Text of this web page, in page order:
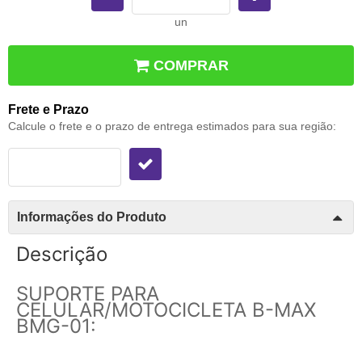
un
COMPRAR
Frete e Prazo
Calcule o frete e o prazo de entrega estimados para sua região:
Informações do Produto
Descrição
SUPORTE PARA
CELULAR/MOTOCICLETA B-MAX
BMG-01: